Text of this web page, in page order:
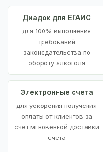
Диадок для ЕГАИС
для 100% выполнения
требований
законодательства по
обороту алкоголя
Электронные счета
для ускорения получения
оплаты от клиентов за
счет мгновенной доставки
счета